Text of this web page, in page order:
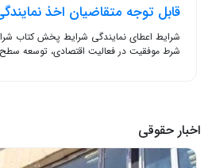
قابل توجه متقاضیان اخذ
شرایط اعطای نمایندگی شرایط پخش کتاب
شرط موفقیت در فعالیت اقتصادی، توسعه
اخبار حقوقی